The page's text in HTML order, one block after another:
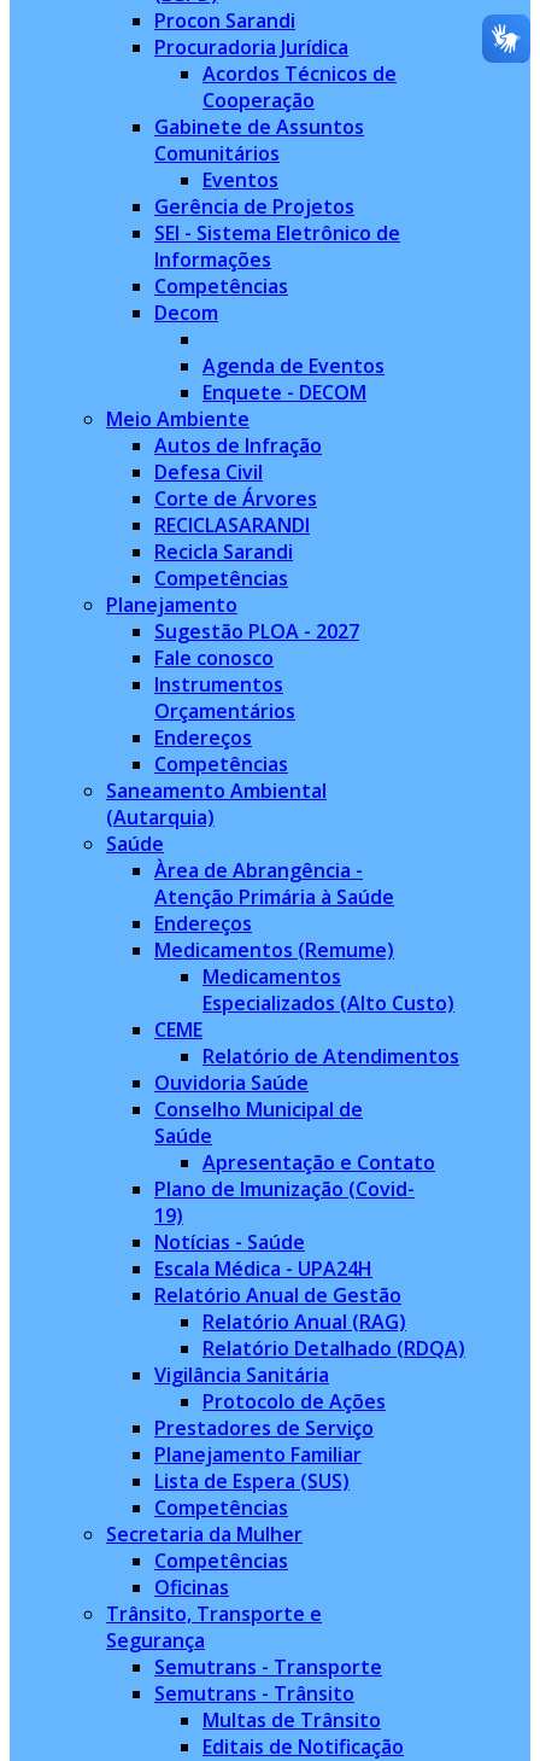
Procon Sarandi
Procuradoria Jurídica
Acordos Técnicos de
Cooperação
Gabinete de Assuntos
Comunitários
Eventos
Gerência de Projetos
SEI - Sistema Eletrônico de
Informações
Competências
Decom
Agenda de Eventos
Enquete - DECOM
Meio Ambiente
Autos de Infração
Defesa Civil
Corte de Árvores
RECICLASARANDI
Recicla Sarandi
Competências
Planejamento
Sugestão PLOA - 2027
Fale conosco
Instrumentos
Orçamentários
Endereços
Competências
Saneamento Ambiental
(Autarquia)
Saúde
Àrea de Abrangência -
Atenção Primária à Saúde
Endereços
Medicamentos (Remume)
Medicamentos
Especializados (Alto Custo)
CEME
Relatório de Atendimentos
Ouvidoria Saúde
Conselho Municipal de
Saúde
Apresentação e Contato
Plano de Imunização (Covid-
19)
Notícias - Saúde
Escala Médica - UPA24H
Relatório Anual de Gestão
Relatório Anual (RAG)
Relatório Detalhado (RDQA)
Vigilância Sanitária
Protocolo de Ações
Prestadores de Serviço
Planejamento Familiar
Lista de Espera (SUS)
Competências
Secretaria da Mulher
Competências
Oficinas
Trânsito, Transporte e
Segurança
Semutrans - Transporte
Semutrans - Trânsito
Multas de Trânsito
Editais de Notificação